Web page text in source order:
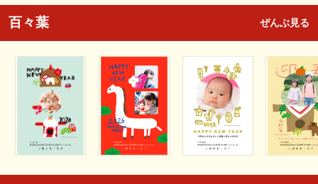
百々葉 ぜんぶ見る